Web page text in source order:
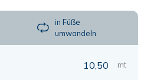
in Füße
umwandeln
10,50 mt